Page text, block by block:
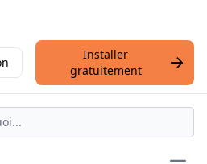
Installer
gratuitement